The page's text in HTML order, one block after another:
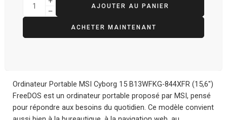
AJOUTER AU PANIER
ACHETER MAINTENANT
Ordinateur Portable MSI Cyborg 15 B13WFKG-844XFR (15,6″)
FreeDOS est un ordinateur portable proposé par MSI, pensé
pour répondre aux besoins du quotidien. Ce modèle convient